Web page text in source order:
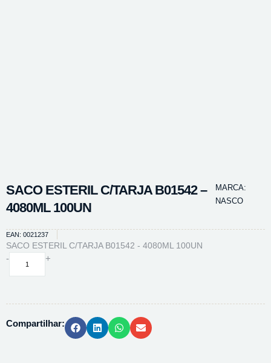
SACO ESTERIL C/TARJA B01542 –
4080ML 100UN
MARCA:
NASCO
EAN: 0021237
SACO ESTERIL C/TARJA B01542 - 4080ML 100UN
-
SACO
4080ML
+
Compartilhar: